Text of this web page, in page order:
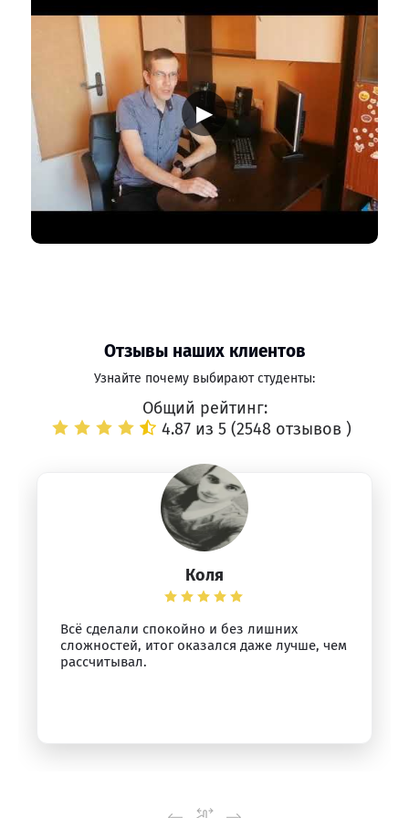
▶
Отзывы наших клиентов
Узнайте почему выбирают студенты:
Общий рейтинг:
4.87 из 5 (2548 отзывов )
Коля
Всё сделали спокойно и без лишних
сложностей, итог оказался даже лучше, чем
рассчитывал.